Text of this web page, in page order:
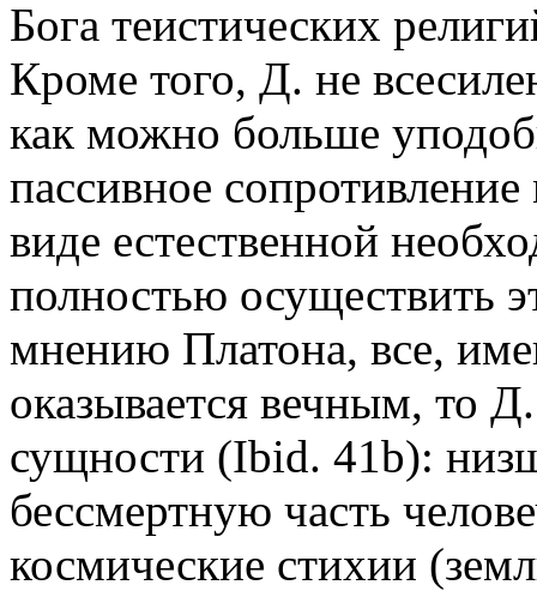
Бога теистических
Кроме того, Д. не
как можно больше
пассивное
виде естественной
полностью осуществить
мнению Платона, все,
оказывается вечным, то
сущности (Ibid. 41b):
бессмертную часть
космические стихии